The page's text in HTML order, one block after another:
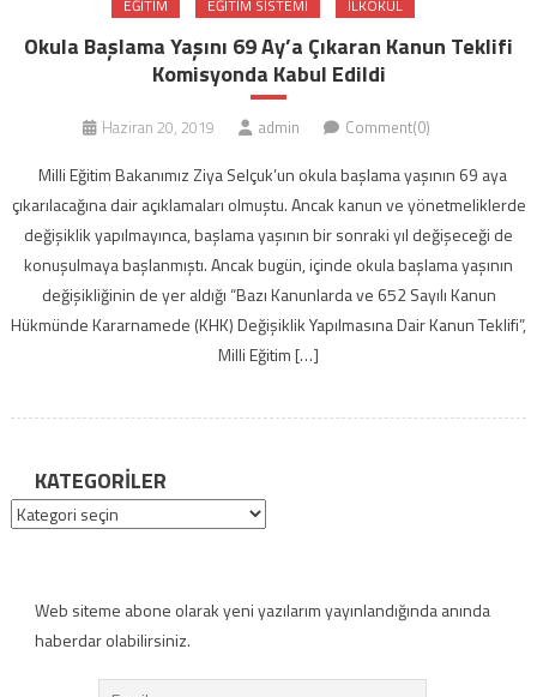
EĞITIM EĞITIM SISTEMI ILKOKUL
Okula Başlama Yaşını 69 Ay’a Çıkaran Kanun Teklifi
Komisyonda Kabul Edildi
Haziran 20, 2019 admin Comment(0)
Milli Eğitim Bakanımız Ziya Selçuk’un okula başlama yaşının 69 aya
çıkarılacağına dair açıklamaları olmuştu. Ancak kanun ve yönetmeliklerde
değişiklik yapılmayınca, başlama yaşının bir sonraki yıl değişeceği de
konuşulmaya başlanmıştı. Ancak bugün, içinde okula başlama yaşının
değişikliğinin de yer aldığı “Bazı Kanunlarda ve 652 Sayılı Kanun
Hükmünde Kararnamede (KHK) Değişiklik Yapılmasına Dair Kanun Teklifi”,
Milli Eğitim […]
KATEGORILER
Kategoriler
Web siteme abone olarak yeni yazılarım yayınlandığında anında
haberdar olabilirsiniz.